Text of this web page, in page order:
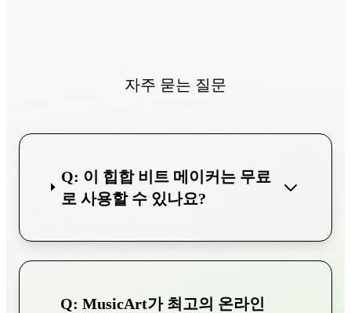
자주 묻는 질문
Q: 이 힙합 비트 메이커는 무료
로 사용할 수 있나요?
Q: MusicArt가 최고의 온라인